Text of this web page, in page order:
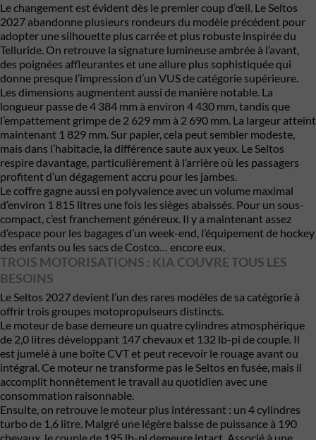
Le changement est évident dès le premier coup d’œil. Le Seltos
2027 abandonne plusieurs rondeurs du modèle précédent pour
adopter une silhouette plus carrée et plus robuste inspirée du
Telluride. On retrouve la signature lumineuse ambrée à l’avant,
des poignées affleurantes et une allure plus sophistiquée qui
donne presque l’impression d’un VUS de catégorie supérieure.
Les dimensions augmentent aussi de manière notable. La
longueur passe de 4 384 mm à environ 4 430 mm, tandis que
l’empattement grimpe de 2 629 mm à 2 690 mm. La largeur atteint
maintenant 1 829 mm. Sur papier, cela peut sembler modeste,
mais dans l’habitacle, la différence saute aux yeux. Le Seltos
respire davantage, particulièrement à l’arrière où les passagers
profitent d’un dégagement accru pour les jambes.
Le coffre gagne aussi en polyvalence avec un volume maximal
d’environ 1 815 litres une fois les sièges abaissés. Pour un sous-
compact, c’est franchement généreux. Il y a maintenant assez
d’espace pour les bagages d’un week-end, l’équipement de hockey
des enfants ou les sacs de Costco… encore eux.
TROIS MOTORISATIONS : KIA COUVRE TOUS LES
BESOINS
Le Seltos 2027 devient l’un des rares modèles de sa catégorie à
offrir trois groupes motopropulseurs distincts.
Le moteur de base demeure un quatre cylindres atmosphérique
de 2,0 litres développant 147 chevaux et 132 lb-pi de couple. Il
est jumelé à une boîte CVT et peut recevoir le rouage avant ou
intégral. Ce moteur ne transforme pas le Seltos en fusée, mais il
accomplit honnêtement le travail au quotidien avec une
consommation raisonnable.
Ensuite, on retrouve le moteur plus intéressant : un 4 cylindres
turbo de 1,6 litre. Malgré une légère baisse de puissance à 190